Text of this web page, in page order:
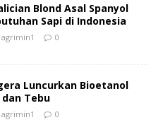
Blond Asal Spanyol
Sapi di Indonesia
agrimin1 0
Luncurkan Bioetanol
Tebu
agrimin1 0